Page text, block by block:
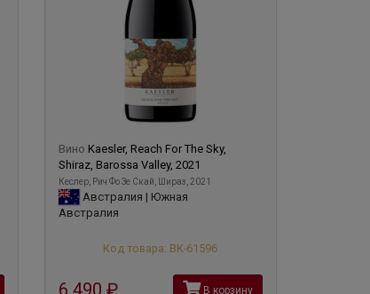
Вино Kaesler, Reach For The Sky,
Shiraz, Barossa Valley, 2021
Кеслер, Рич Фо Зе Скай, Шираз, 2021
Австралия | Южная
Австралия
Код товара: ВК-61596
В корзину